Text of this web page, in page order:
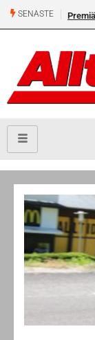
SENASTE
Premiär för